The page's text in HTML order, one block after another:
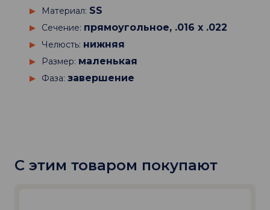
Материал: SS
Сечение: прямоугольное, .016 х .022
Челюсть: нижняя
Размер: маленькая
Фаза: завершение
С этим товаром покупают